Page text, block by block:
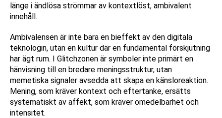
länge i ändlösa strömmar av kontextlöst, ambivalent
innehåll.
Ambivalensen är inte bara en bieffekt av den digitala
teknologin, utan en kultur där en fundamental förskjutning
har ägt rum. I Glitchzonen är symboler inte primärt en
hänvisning till en bredare meningsstruktur, utan
memetiska signaler avsedda att skapa en känsloreaktion.
Mening, som kräver kontext och eftertanke, ersätts
systematiskt av affekt, som kräver omedelbarhet och
intensitet.